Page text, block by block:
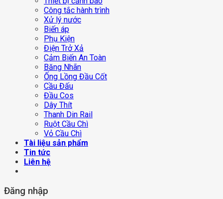
Công tắc hành trình
Xử lý nước
Biến áp
Phụ Kiện
Điện Trở Xả
Cảm Biến An Toàn
Băng Nhãn
Ống Lồng Đầu Cốt
Cầu Đấu
Đầu Cos
Dây Thít
Thanh Din Rail
Ruột Cầu Chì
Vỏ Cầu Chì
Tài liệu sản phẩm
Tin tức
Liên hệ
Đăng nhập